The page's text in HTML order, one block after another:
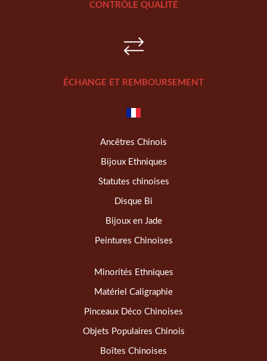
CONTRÔLE QUALITÉ
ÉCHANGE ET REMBOURSEMENT
Ancêtres Chinois
Bijoux Ethniques
Statutes chinoises
Disque Bi
Bijoux en Jade
Peintures Chinoises
Minorités Ethniques
Matériel Caligraphie
Pinceaux Déco Chinoises
Objets Populaires Chinois
Boîtes Chinoises